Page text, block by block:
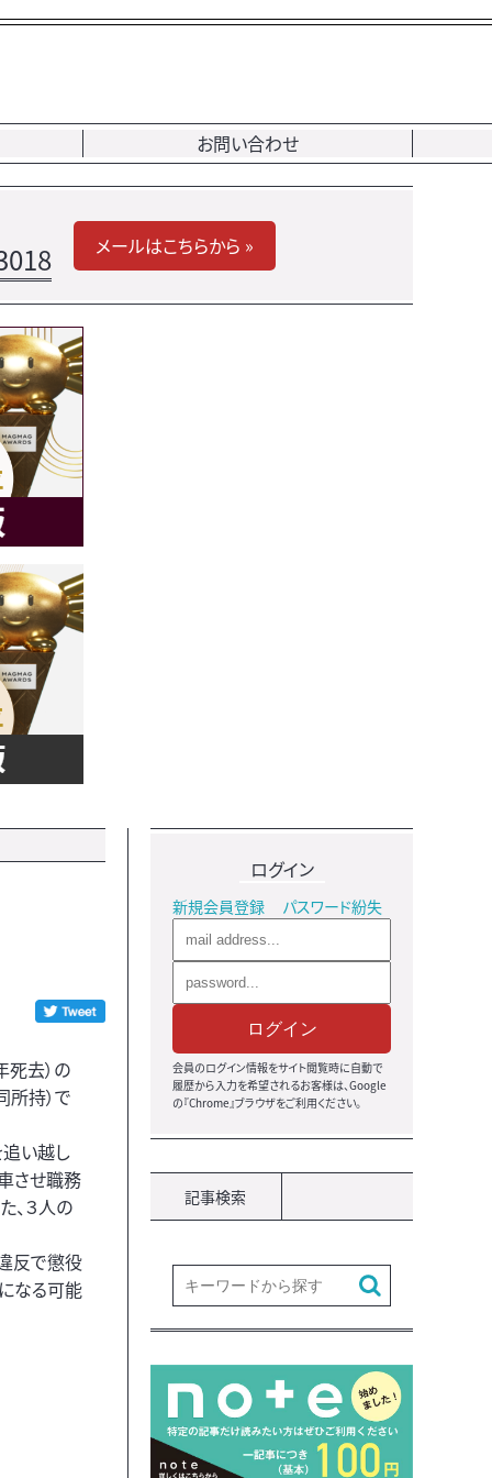
お問い合わせ
メールはこちらから »
去）の
所持）で
い越し
させ職務
、３人の
反で懲役
なる可能
ログイン
新規会員登録 パスワード紛失
ログイン
会員のログイン情報をサイト閲覧時に自動で
履歴から入力を希望されるお客様は、Google
の『Chrome』ブラウザをご利用ください。
記事検索